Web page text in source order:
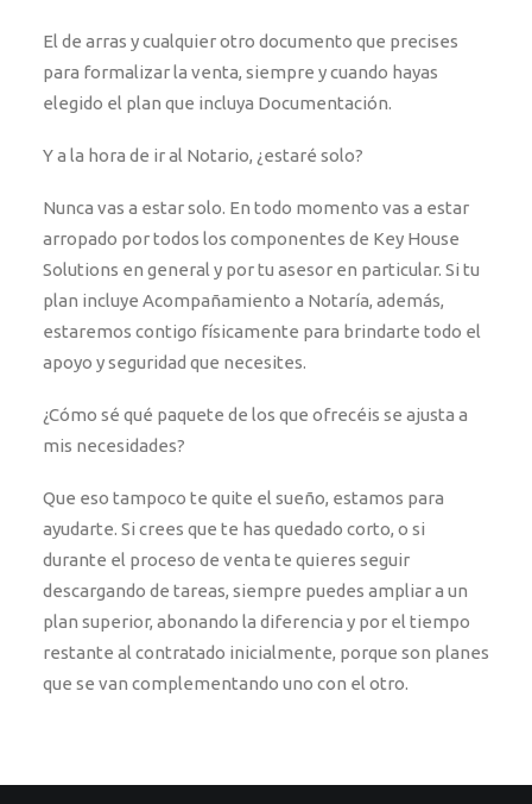
El de arras y cualquier otro documento que precises
para formalizar la venta, siempre y cuando hayas
elegido el plan que incluya Documentación.
Y a la hora de ir al Notario, ¿estaré solo?
Nunca vas a estar solo. En todo momento vas a estar
arropado por todos los componentes de Key House
Solutions en general y por tu asesor en particular. Si tu
plan incluye Acompañamiento a Notaría, además,
estaremos contigo físicamente para brindarte todo el
apoyo y seguridad que necesites.
¿Cómo sé qué paquete de los que ofrecéis se ajusta a
mis necesidades?
Que eso tampoco te quite el sueño, estamos para
ayudarte. Si crees que te has quedado corto, o si
durante el proceso de venta te quieres seguir
descargando de tareas, siempre puedes ampliar a un
plan superior, abonando la diferencia y por el tiempo
restante al contratado inicialmente, porque son planes
que se van complementando uno con el otro.